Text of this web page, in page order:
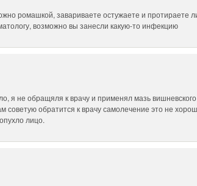
ромашкой, завариваете остужаете и протираете
возможно вы занесли какую-то инфекцию
я не обращяля к врачу и применял мазь
советую обратится к врачу самолечение это не
лицо.